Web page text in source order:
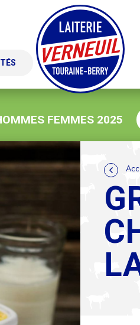
FEMMES 2025